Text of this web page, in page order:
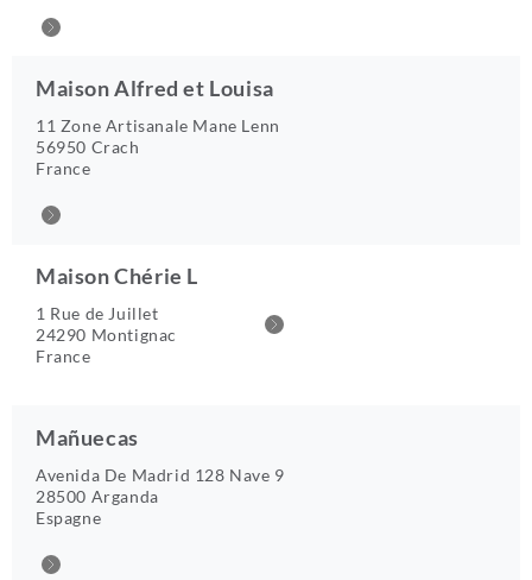
Maison Alfred et Louisa
11 Zone Artisanale Mane Lenn
56950 Crach
France
Maison Chérie L
1 Rue de Juillet
24290 Montignac
France
Mañuecas
Avenida De Madrid 128 Nave 9
28500 Arganda
Espagne